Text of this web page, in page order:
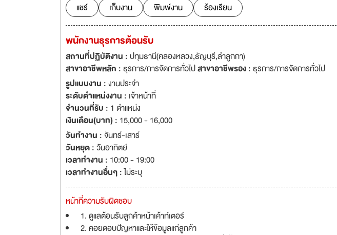
แชร์ เก็บงาน พิมพ์งาน ร้องเรียน
พนักงานธุรการต้อนรับ
สถานที่ปฏิบัติงาน :ปทุมธานี(คลองหลวง,ธัญบุรี,ลำลูกกา)
สาขาอาชีพหลัก : ธุรการ/การจัดการทั่วไปสาขาอาชีพรอง : ธุรการ/การจัดการทั่วไป
รูปแบบงาน :งานประจำ
ระดับตำแหน่งงาน : เจ้าหน้าที่
จำนวนที่รับ : 1 ตำแหน่ง
เงินเดือน(บาท) : 15,000 - 16,000
วันทำงาน : จันทร์-เสาร์
วันหยุด :วันอาทิตย์
เวลาทำงาน : 10:00 - 19:00
เวลาทำงานอื่นๆ :ไม่ระบุ
หน้าที่ความรับผิดชอบ
1. ดูแลต้อนรับลูกค้าหน้าเค้าท์เตอร์
2. คอยตอบปัญหาและให้ข้อมูลแก่ลูกค้า